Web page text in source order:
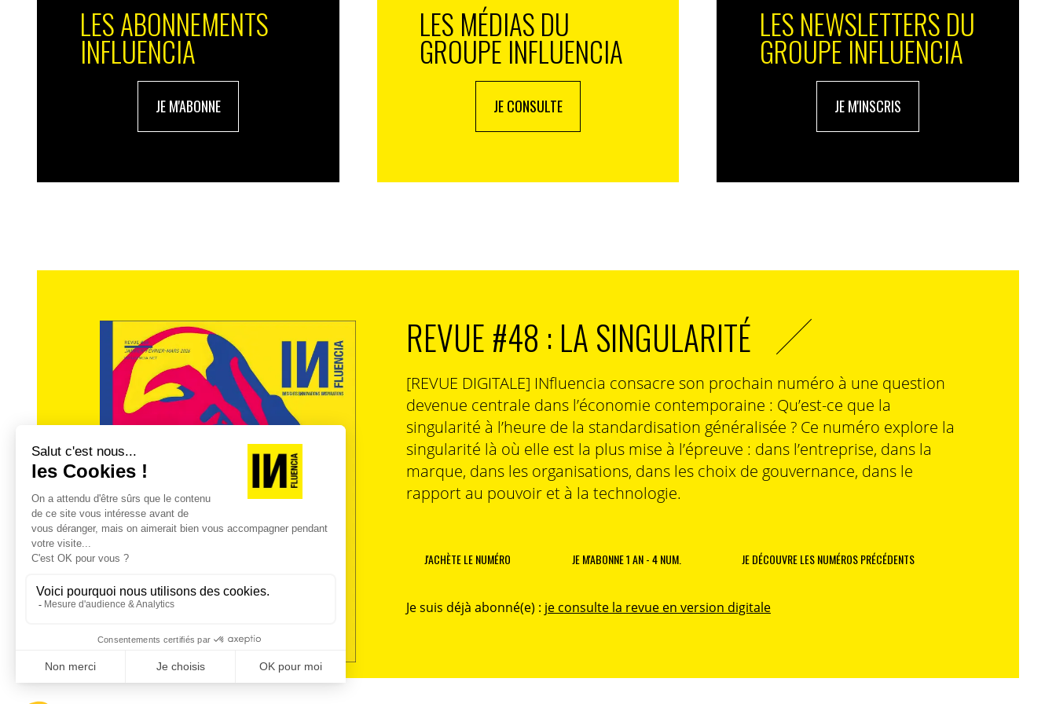
LES ABONNEMENTS
INFLUENCIA
JE M'ABONNE
LES MÉDIAS DU
GROUPE INFLUENCIA
JE CONSULTE
LES NEWSLETTERS DU
GROUPE INFLUENCIA
JE M'INSCRIS
REVUE #48 : LA SINGULARITÉ
[REVUE DIGITALE] INfluencia consacre son prochain numéro à une question
devenue centrale dans l’économie contemporaine : Qu’est-ce que la
singularité à l’heure de la standardisation généralisée ? Ce numéro explore la
singularité là où elle est la plus mise à l’épreuve : dans l’entreprise, dans la
marque, dans les organisations, dans les choix de gouvernance, dans le
rapport au pouvoir et à la technologie.
J'ACHÈTE LE NUMÉRO JE M'ABONNE 1 AN - 4 NUM. JE DÉCOUVRE LES NUMÉROS PRÉCÉDENTS
Je suis déjà abonné(e) : je consulte la revue en version digitale